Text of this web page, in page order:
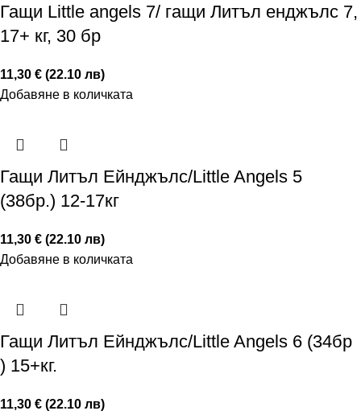
Гащи Little angels 7/ гащи Литъл енджълс 7,
17+ кг, 30 бр
11,30 € (22.10 лв)
Добавяне в количката
Гащи Литъл Ейнджълс/Little Angels 5
(38бр.) 12-17кг
11,30 € (22.10 лв)
Добавяне в количката
Гащи Литъл Ейнджълс/Little Angels 6 (34бр
) 15+кг.
11,30 € (22.10 лв)